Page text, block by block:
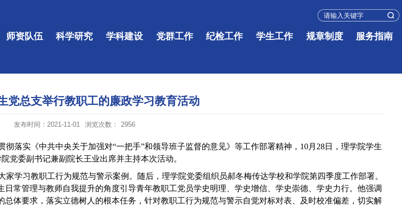
师资队伍 科学研究 学科建设 党群工作 纪检工作 学生工作 规章制度 服务指南
党总支举行教职工的廉政学习教育活动
发布时间：2021-11-01 浏览次数： 2956
彻落实《中共中央关于加强对“一把手”和领导班子监督的意见》等工作部署精神， 10月 28日，理学院学生
党委副书记兼副院长王业出席并主持本次活动。
家学习教职工行为规范与警示案例。随后，理学院党委组织员郝冬梅传达学校和学院第四季度工作部署。
常管理与教师自我提升的角度引导青年教职工党员学史明理、学史增信、学史崇德、学史力行。他强调
总体要求，落实立德树人的根本任务，针对教职工行为规范与警示自觉对标对表、及时校准偏差，切实解